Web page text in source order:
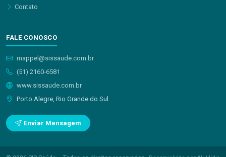
Contato
FALE CONOSCO
mappel@sissaude.com.br
(51) 2160-6581
www.sissaude.com.br
Porto Alegre, Rio Grande do Sul
Enviar Mensagem